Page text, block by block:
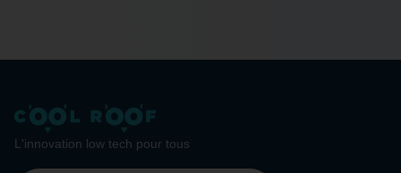
L'innovation low tech pour tous